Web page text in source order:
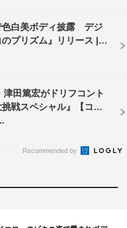
色白美ボディ披露 デジ
プリズム』リリース | T
田篤宏がドリフコント
戦スペシャル』【コメ
Recommended by